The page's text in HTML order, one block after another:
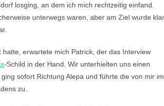
losging, an dem ich mich rechtzeitig einfand.
unterwegs waren, aber am Ziel wurde klar,
erwartete mich Patrick, der das Interview
-Schild in der Hand. Wir unterhielten uns einen
sofort Richtung Alepa und führte die von mir im
zu.